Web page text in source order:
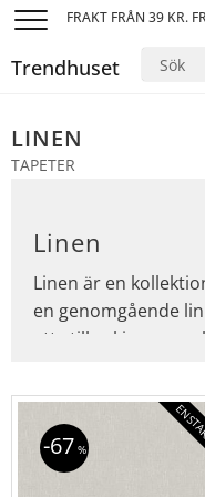
FRAKT FRÅN 39 KR.
Trendhuset
LINEN
TAPETER
Linen
Linen är en
en genomgående
ett stilla skimmer
stillsam atmosfär i
67 %